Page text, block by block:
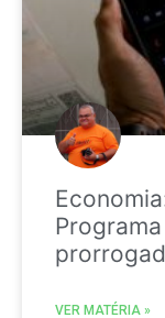
VER MATÉRIA »